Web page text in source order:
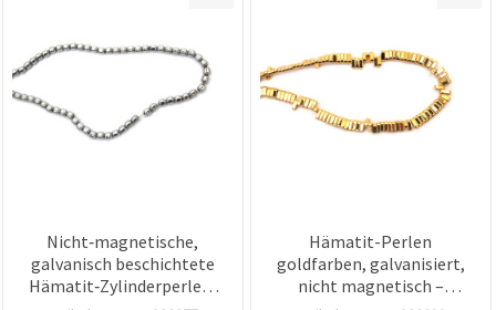
Nicht‑magnetische,
galvanisch beschichtete
Hämatit‑Zylinderperlen,
Hämatit-Perlen
goldfarben, galvanisiert,
nicht magnetisch –